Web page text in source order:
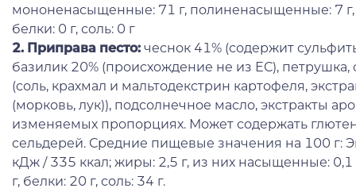
мононенасыщенные: 71 г, полиненасыщенные: 7 г,
белки: 0 г, соль: 0 г
2. Приправа песто: чеснок 41% (содержит
базилик 20% (происхождение не из ЕС),
(соль, крахмал и мальтодекстрин картофеля,
(морковь, лук)), подсолнечное масло, экстракты
изменяемых пропорциях. Может содержать
сельдерей. Средние пищевые значения на 100 г:
кДж / 335 ккал; жиры: 2,5 г, из них насыщенные: 0,1
г, белки: 20 г, соль: 34 г.